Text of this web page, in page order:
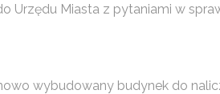
Urzędu Miasta z pytaniami w
wybudowany budynek do